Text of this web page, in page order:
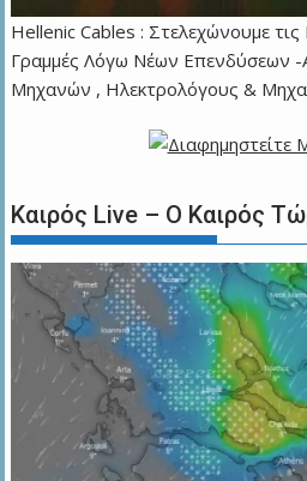
Hellenic Cables : Στελεχώνουμε
Γραμμές Λόγω Νέων Επενδύσεων -
Μηχανών , Ηλεκτρολόγους &
Καιρός Live – Ο Καιρός